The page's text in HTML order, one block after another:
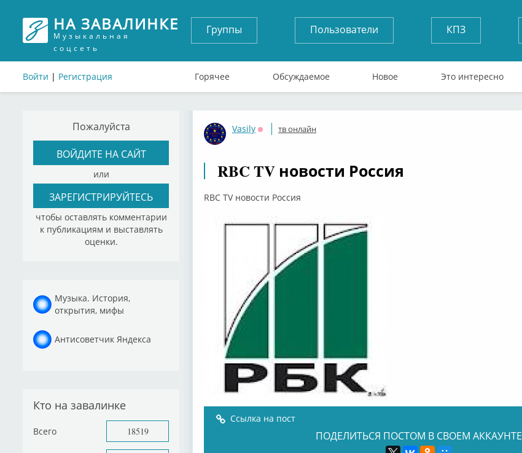
НА ЗАВАЛИНКЕ
Музыкальная
соцсеть
Войти | Регистрация
Группы Пользователи КПЗ
Горячее Обсуждаемое Новое Это интересно
Пожалуйста
ВОЙДИТЕ НА САЙТ
или
ЗАРЕГИСТРИРУЙТЕСЬ
чтобы оставлять комментарии
к публикациям и выставлять
оценки.
Музыка. История,
открытия, мифы
Антисоветчик Яндекса
Кто на завалинке
Всего 18519
Vasily
Оффлайн
тв онлайн
RBC TV новости Россия
RBC TV новости Россия
Ссылка на пост
ПОДЕЛИТЬСЯ ПОСТОМ В СВОЕМ АККАУНТЕ